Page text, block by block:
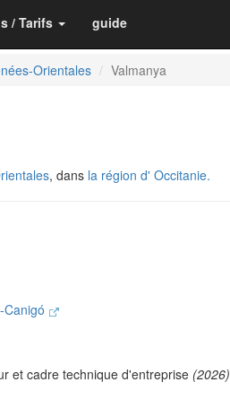
/ Tarifs guide
Orientales Valmanya
, dans la région d' Occitanie.
et cadre technique d'entreprise (2026)